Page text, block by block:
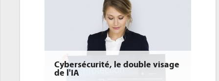
Cybersécurité, le double visage
DEE: